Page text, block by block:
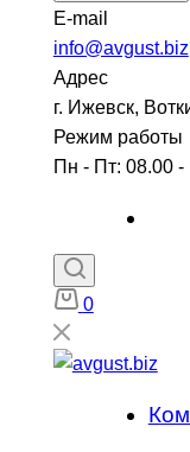
E-mail
info@avgust.biz
Адрес
г. Ижевск,
Режим работы
Пн - Пт: 08.00 -
0